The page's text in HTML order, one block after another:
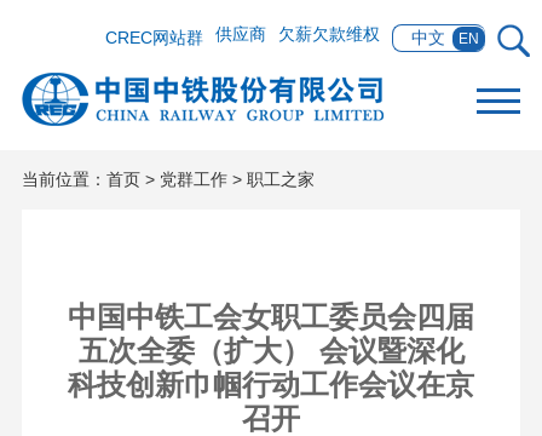
中文 EN
欠薪欠款维权
供应商
CREC网站群
当前位置： 首页> 党群工作> 职工之家
中国中铁工会女职工委员会四届
五次全委（扩大） 会议暨深化
科技创新巾帼行动工作会议在京
召开